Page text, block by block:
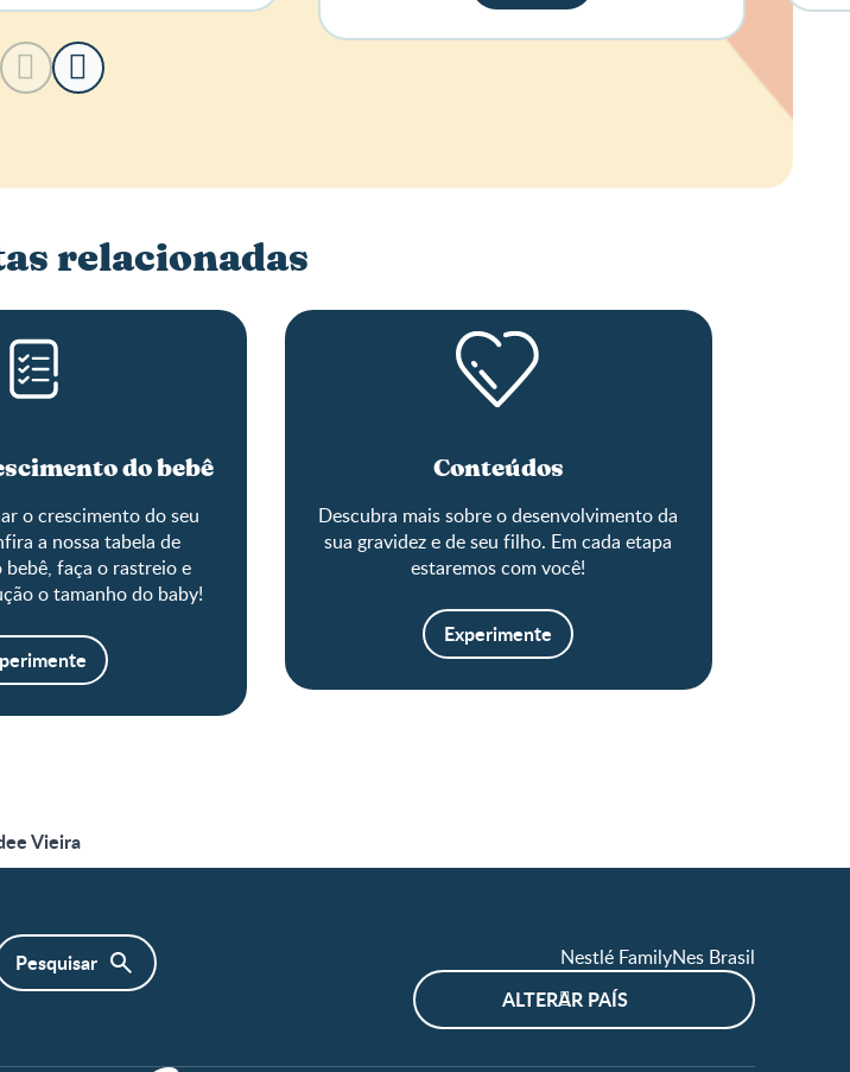
relacionadas
do bebê
o crescimento do seu
a nossa tabela de
faça o rastreio e
o tamanho do baby!
Conteúdos
Descubra mais sobre o desenvolvimento da
sua gravidez e de seu filho. Em cada etapa
estaremos com você!
Experimente
Vieira
Nestlé FamilyNes Brasil
ALTERAR PAÍS